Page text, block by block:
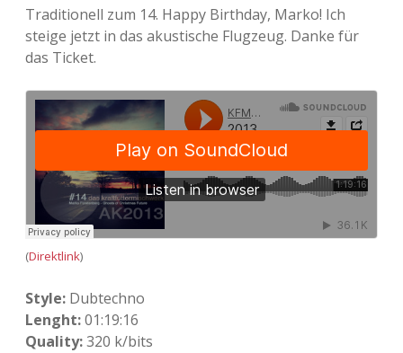
Adventskalender 2018
Adventskalender 2020
Adventskalender 2021
Adventskalender 2022
Adventskalender 2023
Traditionell zum 14. Happy Birthday, Marko! Ich
steige jetzt in das akustische Flugzeug. Danke für
das Ticket.
(Direktlink)
Style: Dubtechno
Lenght:01:19:16
Quality:320 k/bits